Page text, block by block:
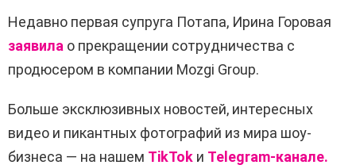
Недавно первая супруга Потапа, Ирина Горовая
заявила о прекращении сотрудничества с
продюсером в компании Mozgi Group.
Больше эксклюзивных новостей, интересных
видео и пикантных фотографий из мира шоу-
бизнеса — на нашем TikTok и Telegram-канале.